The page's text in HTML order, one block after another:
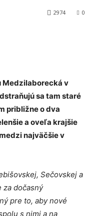
0
2974
Medzilaborecká v
sa tam staré
približne o dva
a oveľa krajšie
najväčšie v
Sečovskej a
za dočasný
pre to, aby nové
s nimi a na